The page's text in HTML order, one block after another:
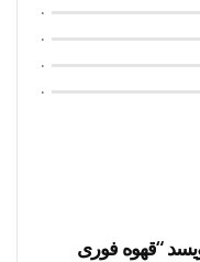
۰
۰
۰
۰
“قهوه فوری